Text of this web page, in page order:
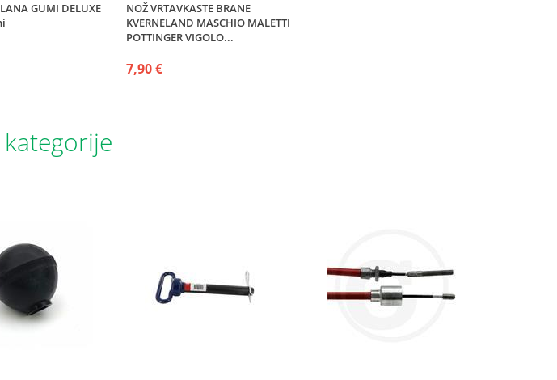
GUMI DELUXE
NOŽ VRTAVKASTE BRANE
KVERNELAND MASCHIO MALETTI
POTTINGER VIGOLO...
7,90 €